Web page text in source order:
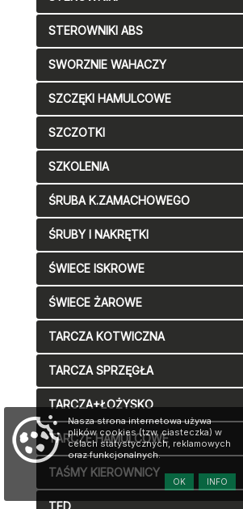
STEROWNIKI ABS
SWORZNIE WAHACZY
SZCZĘKI HAMULCOWE
SZCZOTKI
SZKOLENIA
ŚRUBA K.ZAMACHOWEGO
ŚRUBY I NAKRĘTKI
ŚWIECE ISKROWE
ŚWIECE ŻAROWE
TARCZA KOTWICZNA
TARCZA SPRZĘGŁA
TARCZA+ŁOŻYSKO
TARCZE HAMULCOWE
TAŚMY KIEROWNICY
Nasza strona internetowa używa
plików cookies (tzw. ciasteczka) w
celach statystycznych, reklamowych
oraz funkcjonalnych.
INFO
OK